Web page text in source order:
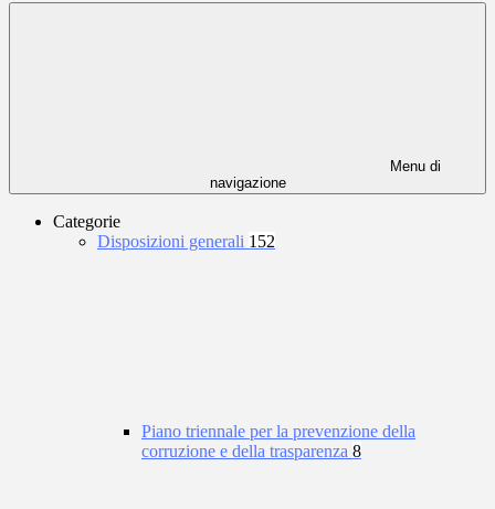
Menu di
navigazione
Categorie
Disposizioni generali 152
Piano triennale per la prevenzione della
corruzione e della trasparenza 8